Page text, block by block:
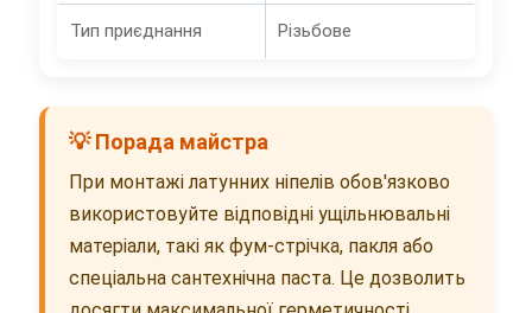
Тип приєднання Різьбове
💡 Порада майстра
При монтажі латунних ніпелів обов'язково
використовуйте відповідні ущільнювальні
матеріали, такі як фум-стрічка, пакля або
спеціальна сантехнічна паста. Це дозволить